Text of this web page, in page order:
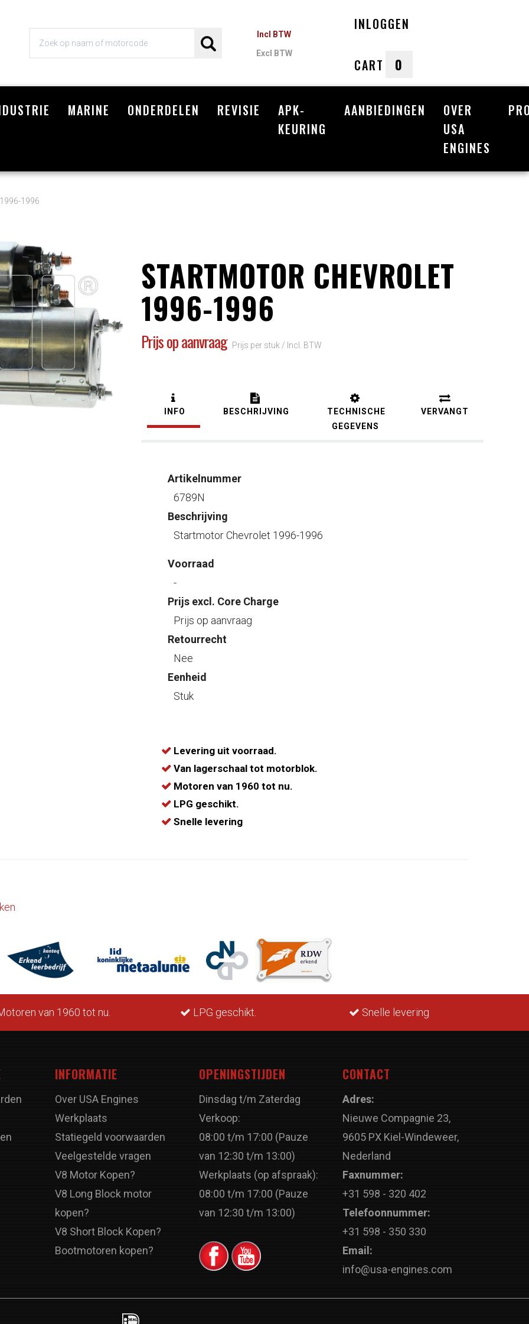
Incl BTW
Excl BTW
INLOGGEN
CART 0
Winkelwagen
MARINE ONDERDELEN REVISIE
APK-
KEURING
AANBIEDINGEN
OVER
USA
ENGINES
1996
STARTMOTOR CHEVROLET
1996-1996
Prijs op aanvraag Prijs per stuk / Incl. BTW
INFO BESCHRIJVING
TECHNISCHE
GEGEVENS
VERVANGT
Artikelnummer
6789N
Beschrijving
Startmotor Chevrolet 1996-1996
Voorraad
-
Prijs excl. Core Charge
Prijs op aanvraag
Retourrecht
Nee
Eenheid
Stuk
Levering uit voorraad.
Van lagerschaal tot motorblok.
Motoren van 1960 tot nu.
LPG geschikt.
Snelle levering
van 1960 tot nu. LPG geschikt. Snelle levering
INFORMATIE
Over USA Engines
Werkplaats
Statiegeld voorwaarden
Veelgestelde vragen
V8 Motor Kopen?
V8 Long Block motor
kopen?
V8 Short Block Kopen?
Bootmotoren kopen?
OPENINGSTIJDEN
Dinsdag t/m Zaterdag
Verkoop:
08:00 t/m 17:00 (Pauze
van 12:30 t/m 13:00)
Werkplaats (op afspraak):
08:00 t/m 17:00 (Pauze
van 12:30 t/m 13:00)
CONTACT
Adres:
Nieuwe Compagnie 23,
9605 PX Kiel-Windeweer,
Nederland
Faxnummer:
+31 598 - 320 402
Telefoonnummer:
+31 598 - 350 330
Email:
info@usa-engines.com